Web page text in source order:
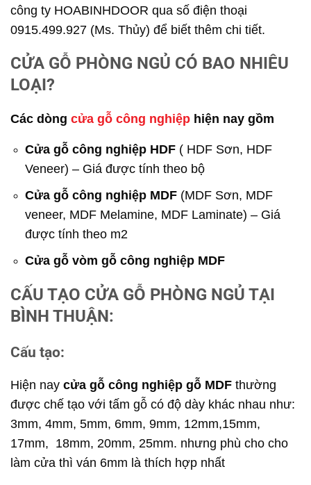
công ty HOABINHDOOR qua số điện thoại
0915.499.927 (Ms. Thủy) để biết thêm chi tiết.
CỬA GỖ PHÒNG NGỦ CÓ BAO NHIÊU
LOẠI?
Các dòng cửa gỗ công nghiệp hiện nay gồm
Cửa gỗ công nghiệp HDF( HDF Sơn, HDF
Veneer) – Giá được tính theo bộ
Cửa gỗ công nghiệp MDF(MDF Sơn, MDF
veneer, MDF Melamine, MDF Laminate) – Giá
được tính theo m2
Cửa gỗ vòm gỗ công nghiệp MDF
CẤU TẠO CỬA GỖ PHÒNG NGỦ TẠI
BÌNH THUẬN:
Cấu tạo:
Hiện nay cửa gỗ công nghiệp gỗ MDF thường
được chế tạo với tấm gỗ có độ dày khác nhau như:
3mm, 4mm, 5mm, 6mm, 9mm, 12mm,15mm,
17mm, 18mm, 20mm, 25mm. nhưng phù cho cho
làm cửa thì ván 6mm là thích hợp nhất